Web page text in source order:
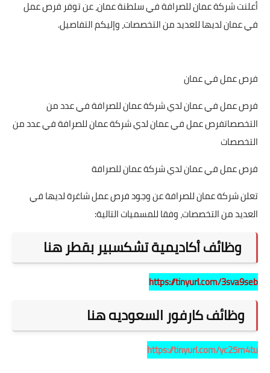
أعلنت شركة عمان للصرافة في سلطنة عمان، عن توفر فرص عمل
في عمان لديها للعديد من التخصصات، وإليكم التفاصيل.
فرص عمل في عمان
فرص عمل في عمان لدي شركة عمان للصرافة في عدد من
التخصصاتفرص عمل في عمان لدي شركة عمان للصرافة في عدد من
التخصصات
فرص عمل في عمان لدي شركة عمان للصرافة
تعلن شركة عمان للصرافة عن وجود فرص عمل شاغرة لديها في
العديد من التخصصات، وفقا للمسميات التالية:
وظائف أكاديمية تشكسبير بقطر هنا
https://tinyurl.com/3sva9seb
وظائف كارفور السعوديه هنا
https://tinyurl.com/yc25m4tu